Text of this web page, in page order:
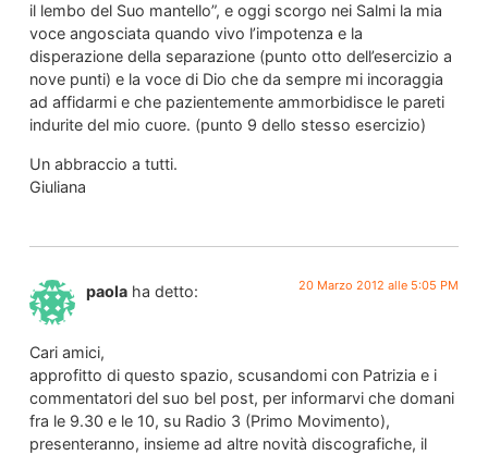
il lembo del Suo mantello”, e oggi scorgo nei Salmi la mia
voce angosciata quando vivo l’impotenza e la
disperazione della separazione (punto otto dell’esercizio a
nove punti) e la voce di Dio che da sempre mi incoraggia
ad affidarmi e che pazientemente ammorbidisce le pareti
indurite del mio cuore. (punto 9 dello stesso esercizio)
Un abbraccio a tutti.
Giuliana
paola ha detto: 20 Marzo 2012 alle 5:05 PM
Cari amici,
approfitto di questo spazio, scusandomi con Patrizia e i
commentatori del suo bel post, per informarvi che domani
fra le 9.30 e le 10, su Radio 3 (Primo Movimento),
presenteranno, insieme ad altre novità discografiche, il